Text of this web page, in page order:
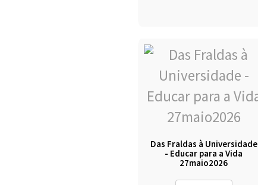
Das Fraldas à Universidade
- Educar para a Vida
27maio2026